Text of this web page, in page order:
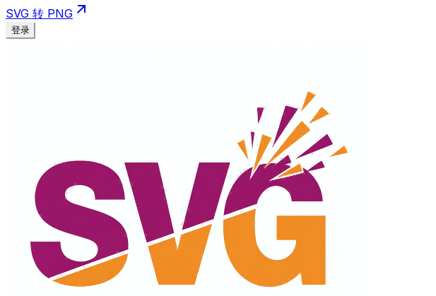
SVG 转 PNG
登录